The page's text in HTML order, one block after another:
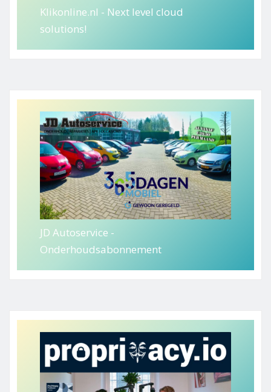
Klikonline.nl - Next level cloud
solutions!
JD Autoservice -
Onderhoudsabonnement